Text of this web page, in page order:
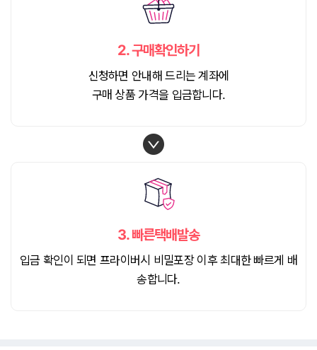
2.구매확인하기
신청하면 안내해 드리는 계좌에
구매 상품 가격을 입금합니다.
3.빠른택배발송
입금 확인이 되면 프라이버시 비밀포장 이후 최대한 빠르게 배
송합니다.